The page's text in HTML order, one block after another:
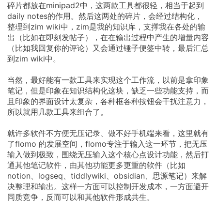
碎片都放在minipad2中，这两款工具都很轻，相当于起到
daily notes的作用。然后这两处的碎片，会经过结构化，
整理到zim wiki中，zim是我的知识库，支撑我在各处的输
出（比如在即刻发帖子），在在输出过程中产生的增量内容
（比如我回复你的评论）又会通过锤子便签中转，最后汇总
到zim wiki中。
当然，最好能有一款工具来实现这个工作流，以前是拿印象
笔记，但是印象在知识结构化这块，缺乏一些功能支持，而
且印象的界面设计太复杂，各种框各种按钮会干扰注意力，
所以就用几款工具来组合了。
就许多软件不方便无压记录、做不好手机端来看，这里就有
了flomo 的发展空间，flomo专注于输入这一环节，把无压
输入做到极致，围绕无压输入这个核心点设计功能，然后打
通其他笔记软件，由其他功能更多更重的软件（比如
notion、logseq、tiddlywiki、obsidian、思源笔记）来解
决整理和输出。这样一方面可以控制开发成本，一方面避开
同质竞争，反而可以和其他软件形成共生。